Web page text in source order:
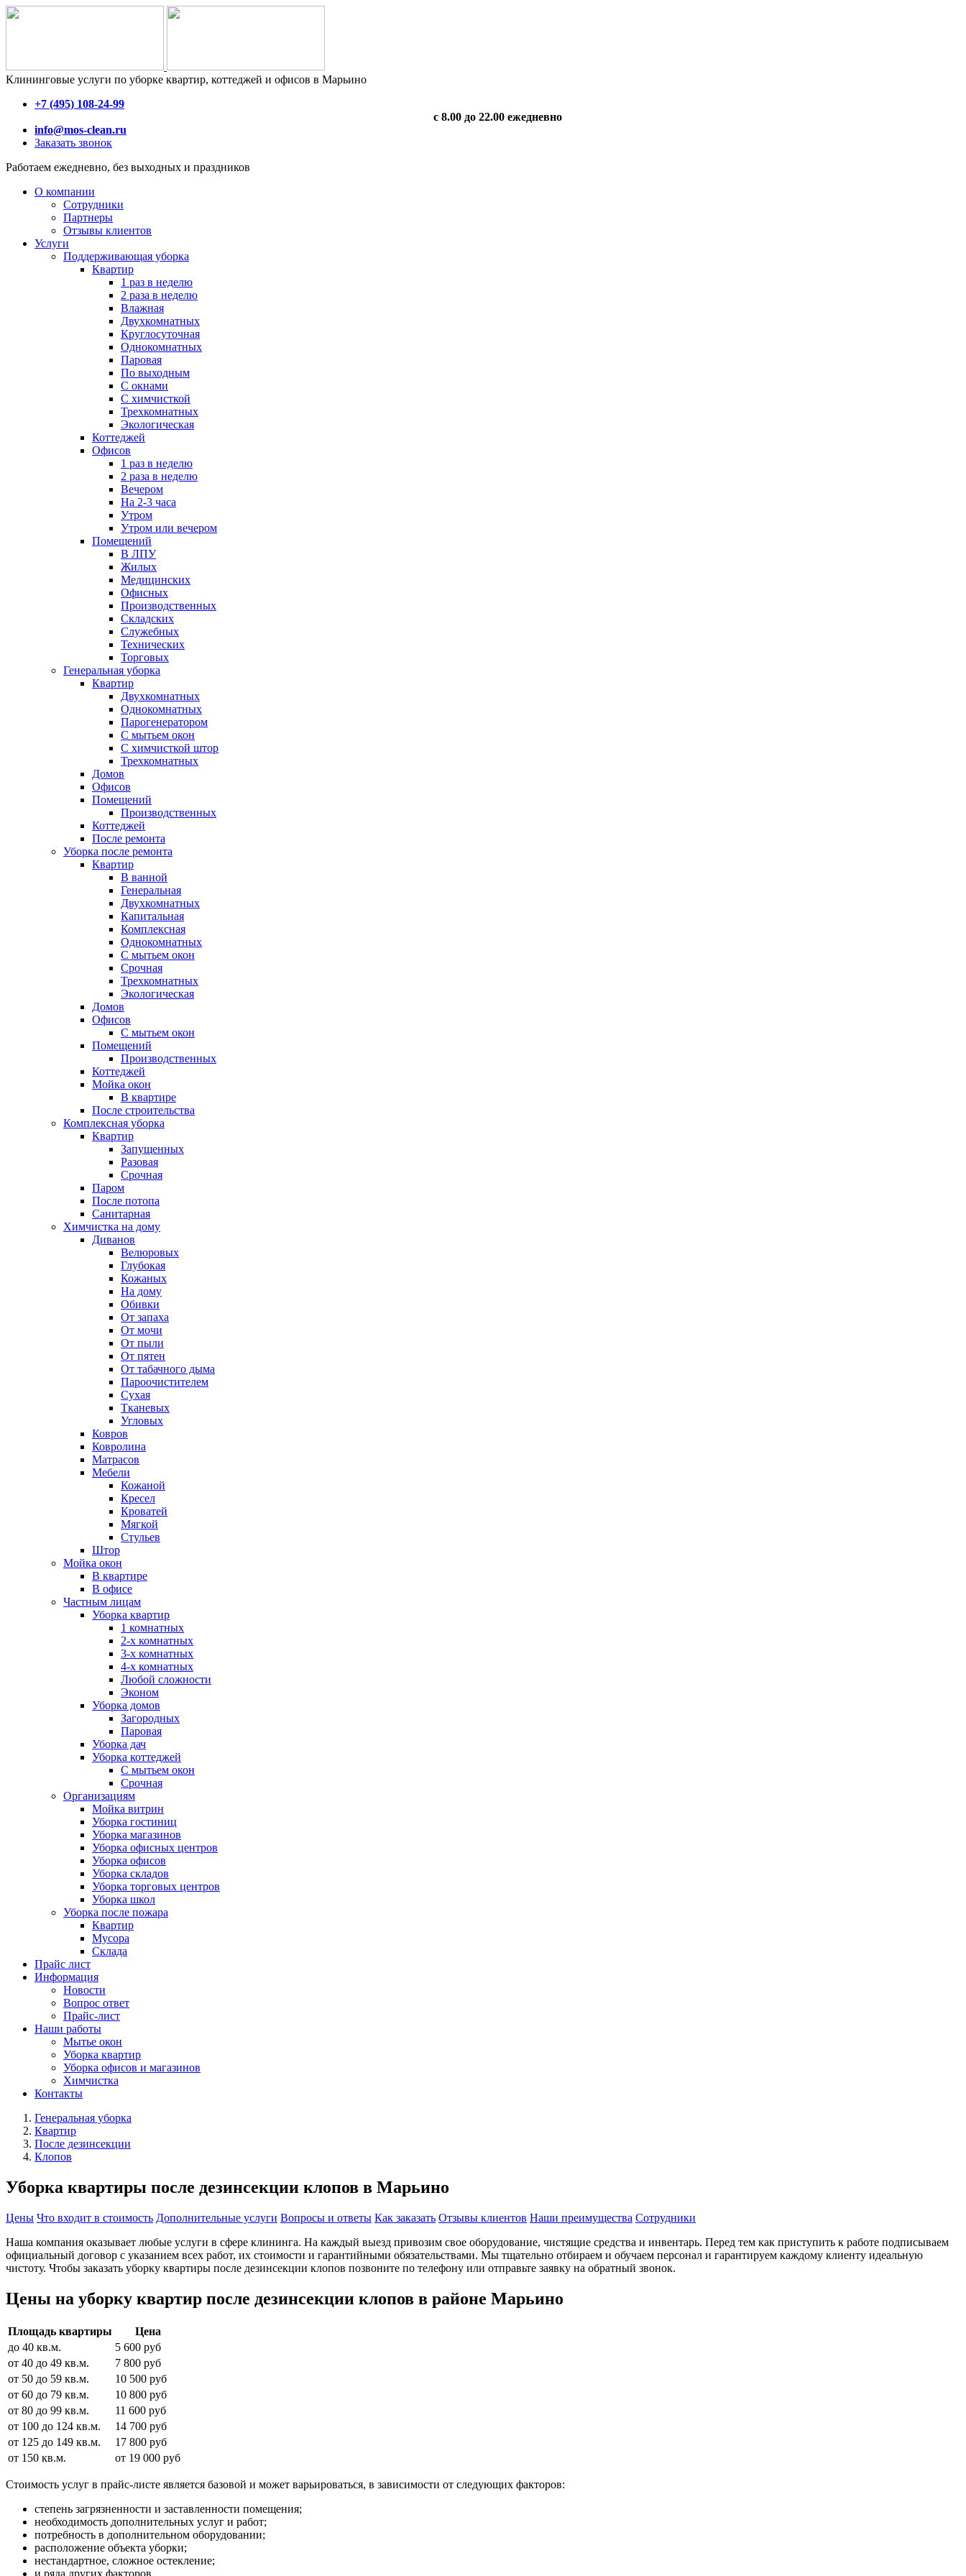
Клининговые услуги по уборке квартир, коттеджей и офисов в Марьино
+7 (495) 108-24-99
с 8.00 до 22.00 ежедневно
info@mos-clean.ru
Заказать звонок
Работаем ежедневно, без выходных и праздников
О компании
Сотрудники
Партнеры
Отзывы клиентов
Услуги
Поддерживающая уборка
Квартир
1 раз в неделю
2 раза в неделю
Влажная
Двухкомнатных
Круглосуточная
Однокомнатных
Паровая
По выходным
С окнами
С химчисткой
Трехкомнатных
Экологическая
Коттеджей
Офисов
1 раз в неделю
2 раза в неделю
Вечером
На 2-3 часа
Утром
Утром или вечером
Помещений
В ЛПУ
Жилых
Медицинских
Офисных
Производственных
Складских
Служебных
Технических
Торговых
Генеральная уборка
Квартир
Двухкомнатных
Однокомнатных
Парогенератором
С мытьем окон
С химчисткой штор
Трехкомнатных
Домов
Офисов
Помещений
Производственных
Коттеджей
После ремонта
Уборка после ремонта
Квартир
В ванной
Генеральная
Двухкомнатных
Капитальная
Комплексная
Однокомнатных
С мытьем окон
Срочная
Трехкомнатных
Экологическая
Домов
Офисов
С мытьем окон
Помещений
Производственных
Коттеджей
Мойка окон
В квартире
После строительства
Комплексная уборка
Квартир
Запущенных
Разовая
Срочная
Паром
После потопа
Санитарная
Химчистка на дому
Диванов
Велюровых
Глубокая
Кожаных
На дому
Обивки
От запаха
От мочи
От пыли
От пятен
От табачного дыма
Пароочистителем
Сухая
Тканевых
Угловых
Ковров
Ковролина
Матрасов
Мебели
Кожаной
Кресел
Кроватей
Мягкой
Стульев
Штор
Мойка окон
В квартире
В офисе
Частным лицам
Уборка квартир
1 комнатных
2-х комнатных
3-х комнатных
4-х комнатных
Любой сложности
Эконом
Уборка домов
Загородных
Паровая
Уборка дач
Уборка коттеджей
С мытьем окон
Срочная
Организациям
Мойка витрин
Уборка гостиниц
Уборка магазинов
Уборка офисных центров
Уборка офисов
Уборка складов
Уборка торговых центров
Уборка школ
Уборка после пожара
Квартир
Мусора
Склада
Прайс лист
Информация
Новости
Вопрос ответ
Прайс-лист
Наши работы
Мытье окон
Уборка квартир
Уборка офисов и магазинов
Химчистка
Контакты
Генеральная уборка
Квартир
После дезинсекции
Клопов
Уборка квартиры после дезинсекции клопов в Марьино
Цены Что входит в стоимость Дополнительные услуги Вопросы и ответы Как заказать Отзывы клиентов Наши преимущества Сотрудники
Наша компания оказывает любые услуги в сфере клининга. На каждый выезд привозим свое оборудование, чистящие средства и инвентарь. Перед тем как приступить к работе подписываем
официальный договор с указанием всех работ, их стоимости и гарантийными обязательствами. Мы тщательно отбираем и обучаем персонал и гарантируем каждому клиенту идеальную
чистоту. Чтобы заказать уборку квартиры после дезинсекции клопов позвоните по телефону или отправьте заявку на обратный звонок.
Цены на уборку квартир после дезинсекции клопов в районе Марьино
Площадь квартиры
Цена
до 40 кв.м.
5 600 руб
от 40 до 49 кв.м.
7 800 руб
от 50 до 59 кв.м.
10 500 руб
от 60 до 79 кв.м.
10 800 руб
от 80 до 99 кв.м.
11 600 руб
от 100 до 124 кв.м.
14 700 руб
от 125 до 149 кв.м.
17 800 руб
от 150 кв.м.
от 19 000 руб
Стоимость услуг в прайс-листе является базовой и может варьироваться, в зависимости от следующих факторов:
степень загрязненности и заставленности помещения;
необходимость дополнительных услуг и работ;
потребность в дополнительном оборудовании;
расположение объекта уборки;
нестандартное, сложное остекление;
и ряда других факторов.